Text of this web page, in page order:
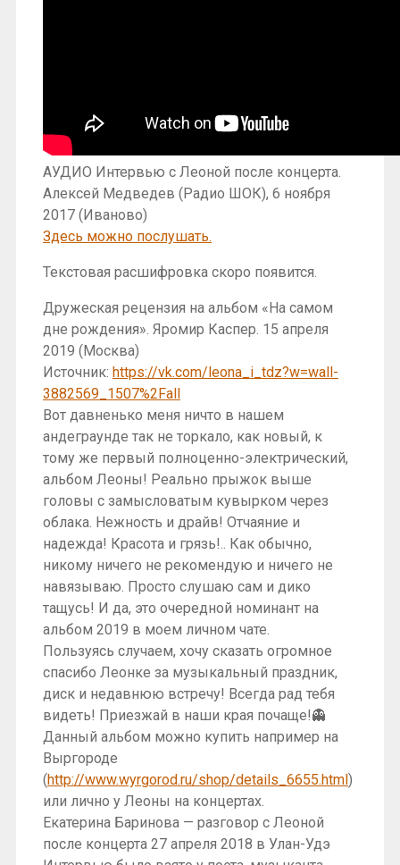
АУДИО Интервью с Леоной после концерта.
Алексей Медведев (Радио ШОК), 6 ноября
2017 (Иваново)
Здесь можно послушать.
Текстовая расшифровка скоро появится.
Дружеская рецензия на альбом «На самом
дне рождения». Яромир Каспер. 15 апреля
2019 (Москва)
Источник: https://vk.com/leona_i_tdz?w=wall-
3882569_1507%2Fall
Вот давненько меня ничто в нашем
андеграунде так не торкало, как новый, к
тому же первый полноценно-электрический,
альбом Леоны! Реально прыжок выше
головы с замысловатым кувырком через
облака. Нежность и драйв! Отчаяние и
надежда! Красота и грязь!.. Как обычно,
никому ничего не рекомендую и ничего не
навязываю. Просто слушаю сам и дико
тащусь! И да, это очередной номинант на
альбом 2019 в моем личном чате.
Пользуясь случаем, хочу сказать огромное
спасибо Леонке за музыкальный праздник,
диск и недавнюю встречу! Всегда рад тебя
видеть! Приезжай в наши края почаще!👻
Данный альбом можно купить например на
Выргороде
(http://www.wyrgorod.ru/shop/details_6655.html)
или лично у Леоны на концертах.
Екатерина Баринова — разговор с Леоной
после концерта 27 апреля 2018 в Улан-Удэ